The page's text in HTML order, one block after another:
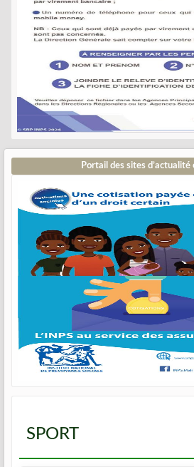
Portail des sites d’actualité
SPORT